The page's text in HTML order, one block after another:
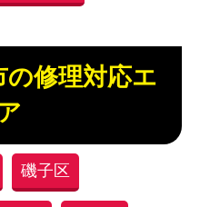
の修理対応エ
磯子区